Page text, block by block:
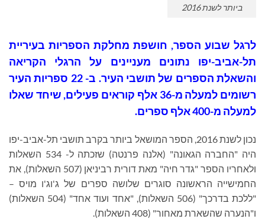
ביותר לשנת 2016
לרגל שבוע הספר, חושפת מחלקת הספריות בעיריית
תל-אביב-יפו נתונים מעניינים על הרגלי הקריאה
והשאלת הספרים של תושבי העיר. ב- 22 ספריות העיר
רשומים למעלה מ-36 אלף קוראים פעילים, שיחד שאלו
למעלה מ-400 אלף ספרים.
נכון לשנת 2016, הספר המושאל ביותר בקרב תושבי תל-אביב-יפו
היה "החברה הגאונה" (אלנה פרנטה) שזכתה ל- 534 השאלות
ולאחריו הספר "גדר חיה" מאת דורית רביניאן (507 השאלות), את
החמישייה הראשונה סוגרים שלושה ספרים של ג'וג'ו מויס –
"ללכת בדרכך" (506 השאלות), "אחד ועוד אחד" (504 השאלות)
ו"הנערה שהשארת מאחור" (408 השאלות).